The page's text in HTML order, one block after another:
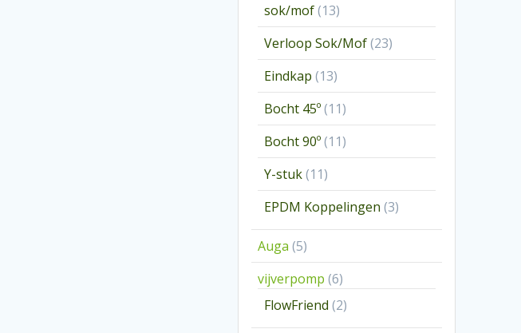
sok/mof 1313
producten
Verloop Sok/Mof 2323
producten
Eindkap 1313
producten
Bocht 45º 1111
producten
Bocht 90º 1111
producten
Y-stuk 1111
producten
EPDM Koppelingen 33
producten
Auga 55
producten
vijverpomp 66
producten
FlowFriend 22
producten